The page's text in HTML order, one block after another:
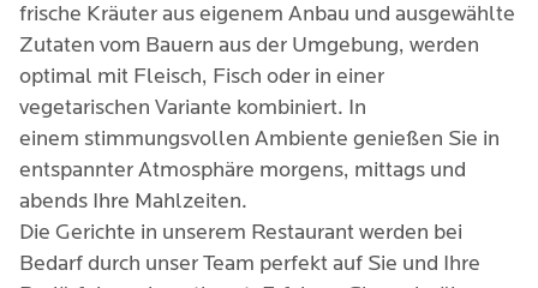
frische Kräuter aus eigenem Anbau und ausgewählte
Zutaten vom Bauern aus der Umgebung, werden
optimal mit Fleisch, Fisch oder in einer
vegetarischen Variante kombiniert. In
einem stimmungsvollen Ambiente genießen Sie in
entspannter Atmosphäre morgens, mittags und
abends Ihre Mahlzeiten.
Die Gerichte in unserem Restaurant werden bei
Bedarf durch unser Team perfekt auf Sie und Ihre